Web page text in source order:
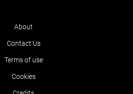
About
Contact Us
Terms of use
Cookies